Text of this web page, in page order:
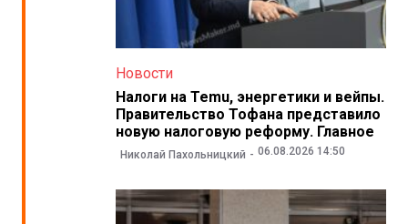
Новости
Налоги на Temu, энергетики и вейпы.
Правительство Тофана представило
новую налоговую реформу. Главное
Николай Пахольницкий 06.08.2026 14:50